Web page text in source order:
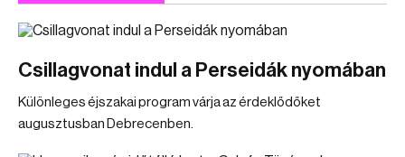
Csillagvonat indul a Perseidák nyomában
Különleges éjszakai program várja az érdeklődőket
augusztusban Debrecenben.